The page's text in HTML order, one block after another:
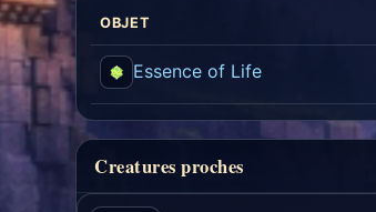
OBJET
Essence of Life
Creatures proches